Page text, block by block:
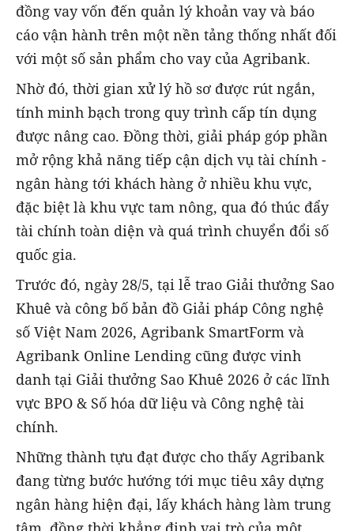
đồng vay vốn đến quản lý khoản vay và báo
cáo vận hành trên một nền tảng thống nhất đối
với một số sản phẩm cho vay của Agribank.
Nhờ đó, thời gian xử lý hồ sơ được rút ngắn,
tính minh bạch trong quy trình cấp tín dụng
được nâng cao. Đồng thời, giải pháp góp phần
mở rộng khả năng tiếp cận dịch vụ tài chính -
ngân hàng tới khách hàng ở nhiều khu vực,
đặc biệt là khu vực tam nông, qua đó thúc đẩy
tài chính toàn diện và quá trình chuyển đổi số
quốc gia.
Trước đó, ngày 28/5, tại lễ trao Giải thưởng Sao
Khuê và công bố bản đồ Giải pháp Công nghệ
số Việt Nam 2026, Agribank SmartForm và
Agribank Online Lending cũng được vinh
danh tại Giải thưởng Sao Khuê 2026 ở các lĩnh
vực BPO & Số hóa dữ liệu và Công nghệ tài
chính.
Những thành tựu đạt được cho thấy Agribank
đang từng bước hướng tới mục tiêu xây dựng
ngân hàng hiện đại, lấy khách hàng làm trung